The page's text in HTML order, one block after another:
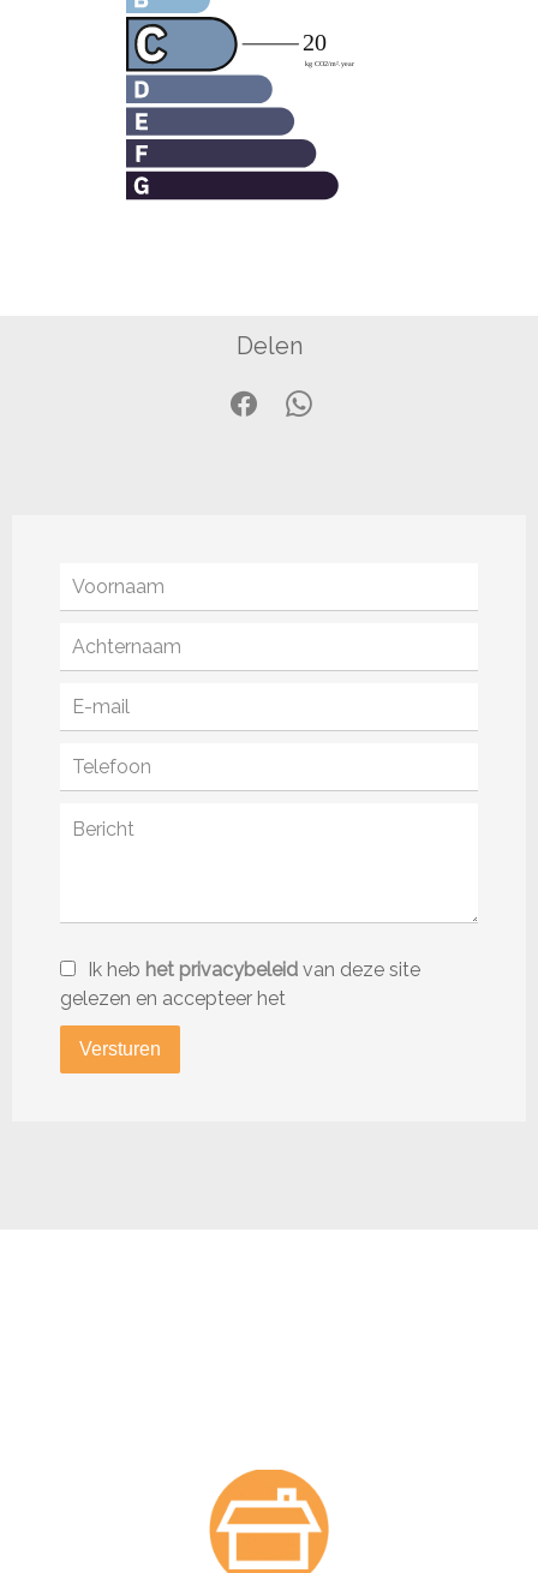
Delen
Ik heb het privacybeleid van deze site
gelezen en accepteer het
Versturen